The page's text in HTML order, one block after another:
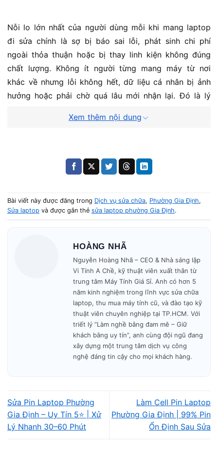
Nỗi lo lớn nhất của người dùng mỗi khi mang laptop
đi sửa chính là sợ bị báo sai lỗi, phát sinh chi phí
ngoài thỏa thuận hoặc bị thay linh kiện không đúng
chất lượng. Không ít người từng mang máy từ nơi
khác về nhưng lỗi không hết, dữ liệu cá nhân bị ảnh
hưởng hoặc phải chờ quá lâu mới nhận lại. Đó là lý
hàng tin tưởng khi cần sửa chữa laptop tại TP.HCM,
thuật chuyên sâu
Vi Tính A Chề có đội ngũ kỹ thuật hơn 10
năm sửa chữa laptop, quen xử lý các tình
trạng như lỗi nguồn, mất nguồn, treo logo,
quá nhiệt, hư mainboard, vỡ màn hình, SSD
báo đỏ, bàn phím lỗi, pin chai, chạm sạc hoặc
thiết bị hoạt động chậm. Quá trình chẩn đoán
luôn đặt tính chính xác lên hàng đầu, tìm
Xem thêm nội dung
Bài viết này được đăng trong Dịch vụ sửa chữa, Phường Gia Định,
Sửa laptop và được gắn thẻ sửa laptop phường Gia Định.
HOÀNG NHÃ
Nguyễn Hoàng Nhã – CEO & Nhà sáng lập
Vi Tính A Chề, kỹ thuật viên xuất thân từ
trung tâm Máy Tính Giá Sỉ. Anh có hơn 5
năm kinh nghiệm trong lĩnh vực sửa chữa
laptop, thu mua máy tính cũ, và đào tạo kỹ
thuật viên chuyên nghiệp tại TP.HCM. Với
triết lý “Làm nghề bằng đam mê – Giữ
khách bằng uy tín”, anh cùng đội ngũ đang
xây dựng một trung tâm dịch vụ công
nghệ đáng tin cậy cho mọi khách hàng.
Sửa Pin Laptop Phường
Gia Định – Uy Tín 5⭐ | Xử
Lý Nhanh 30–60 Phút
Làm Cell Pin Laptop
Phường Gia Định | 99% Pin
Ổn Định Sau Sửa